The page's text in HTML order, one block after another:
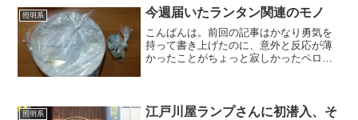
キャンプ行きたいっす！さて、昨日のこ
とですが、ママに帰るコー...
照明系 今週届いたランタン関連のモノ
こんばんは。前回の記事はかなり勇気を
持って書き上げたのに、意外と反応が薄
かったことがちょっと寂しかったペロテ
もいくつか届いていたものが...
照明系
江戸川屋ランプさんに初潜入、そ